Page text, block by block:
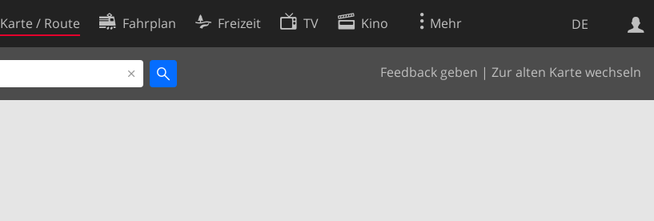
DE
Karte / Route Fahrplan Freizeit TV Kino Mehr
Feedback geben | Zur alten Karte wechseln
Websuche
Cookie-Richtlinie
Cookie-Einstellungen